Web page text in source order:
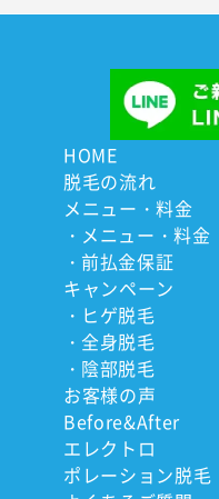
HOME
脱毛の流れ
メニュー・料金
メニュー・料金
前払金保証
キャンペーン
ヒゲ脱毛
全身脱毛
陰部脱毛
お客様の声
Before&After
エレクトロ
ポレーション脱毛